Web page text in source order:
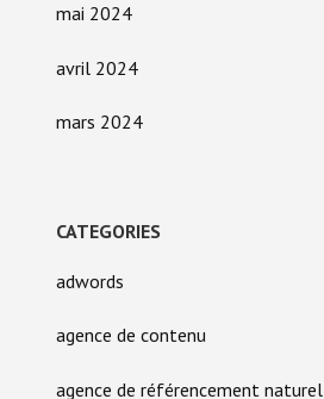
mai 2024
avril 2024
mars 2024
CATEGORIES
adwords
agence de contenu
agence de référencement naturel